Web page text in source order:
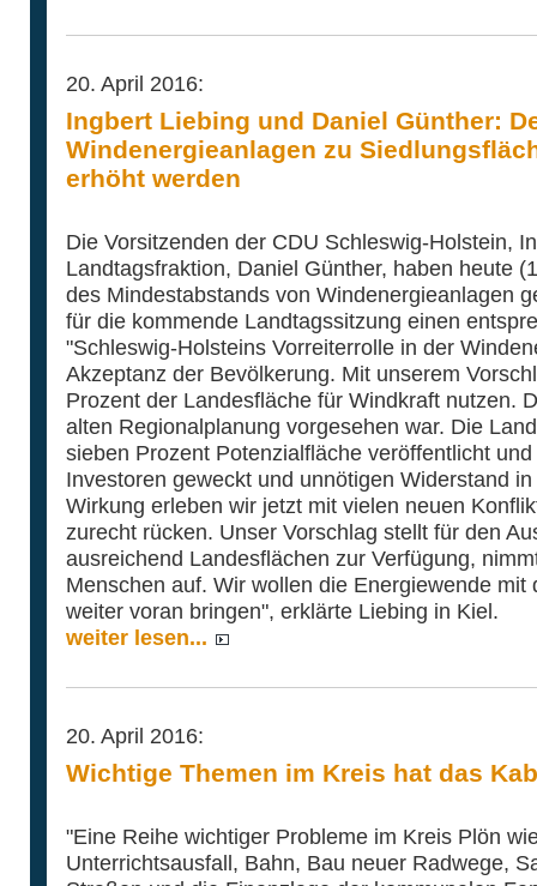
20. April 2016:
Ingbert Liebing und Daniel Günther:
Windenergieanlagen zu
erhöht werden
Die Vorsitzenden der CDU Schleswig-Holstein,
Landtagsfraktion, Daniel Günther, haben heute
des Mindestabstands von Windenergieanlagen
für die kommende Landtagssitzung einen
"Schleswig-Holsteins Vorreiterrolle in der
Akzeptanz der Bevölkerung. Mit unserem
Prozent der Landesfläche für Windkraft nutzen.
alten Regionalplanung vorgesehen war. Die
sieben Prozent Potenzialfläche veröffentlicht
Investoren geweckt und unnötigen Widerstand
Wirkung erleben wir jetzt mit vielen neuen
zurecht rücken. Unser Vorschlag stellt für den
ausreichend Landesflächen zur Verfügung,
Menschen auf. Wir wollen die Energiewende
weiter voran bringen", erklärte Liebing in Kiel.
weiter lesen...
20. April 2016:
Wichtige Themen im Kreis hat das
"Eine Reihe wichtiger Probleme im Kreis Plön
Unterrichtsausfall, Bahn, Bau neuer Radwege,